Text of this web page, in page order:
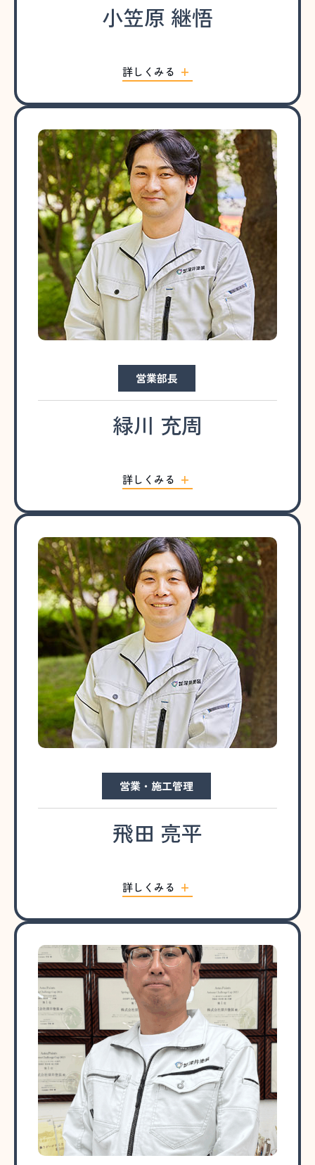
小笠原 継悟
詳しくみる
営業部長
緑川 充周
詳しくみる
営業・施工管理
飛田 亮平
詳しくみる